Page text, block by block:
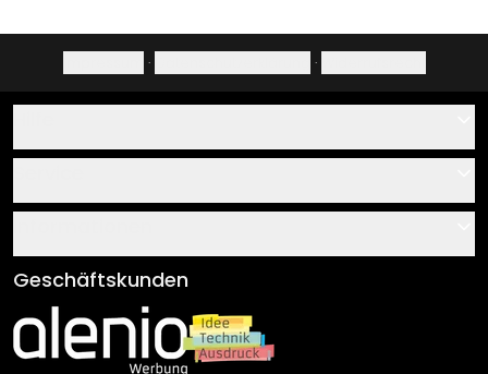
· ·
Über uns
Klebe- und Montageanleitungen
Newsletter An-/Abmeldung
Sendungsverfolgung
AGB
Impressum
Versand & Zahlung
Geschäftskunden